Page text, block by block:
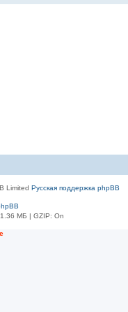
Limited Русская поддержка phpBB
МБ | GZIP: On